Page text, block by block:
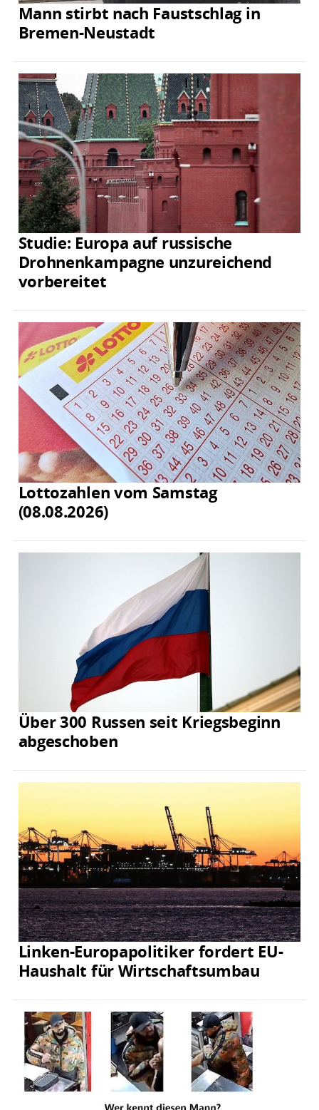
Mann stirbt nach Faustschlag in
Bremen-Neustadt
Studie: Europa auf russische
Drohnenkampagne unzureichend
vorbereitet
Lottozahlen vom Samstag
(08.08.2026)
Über 300 Russen seit Kriegsbeginn
abgeschoben
Linken-Europapolitiker fordert EU-
Haushalt für Wirtschaftsumbau